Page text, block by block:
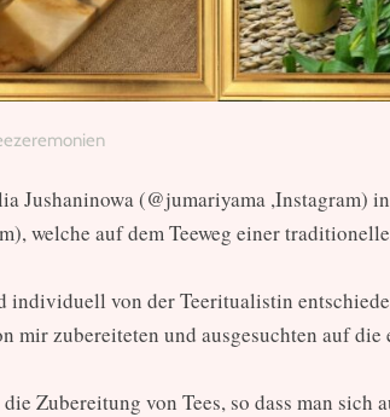
Jushaninowa (@jumariyama ,Instagram)
welche auf dem Teeweg einer
individuell von der Teeritualistin
zubereiteten und ausgesuchten auf die
Zubereitung von Tees, so dass man sich